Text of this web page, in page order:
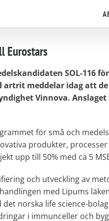
Eurostars
SOL-116
meddelar idag att
Vinnova.
för små och
produkter,
upp till 50% med ca 5
och utveckling av
med Lipums
norska life science-
i immunceller och